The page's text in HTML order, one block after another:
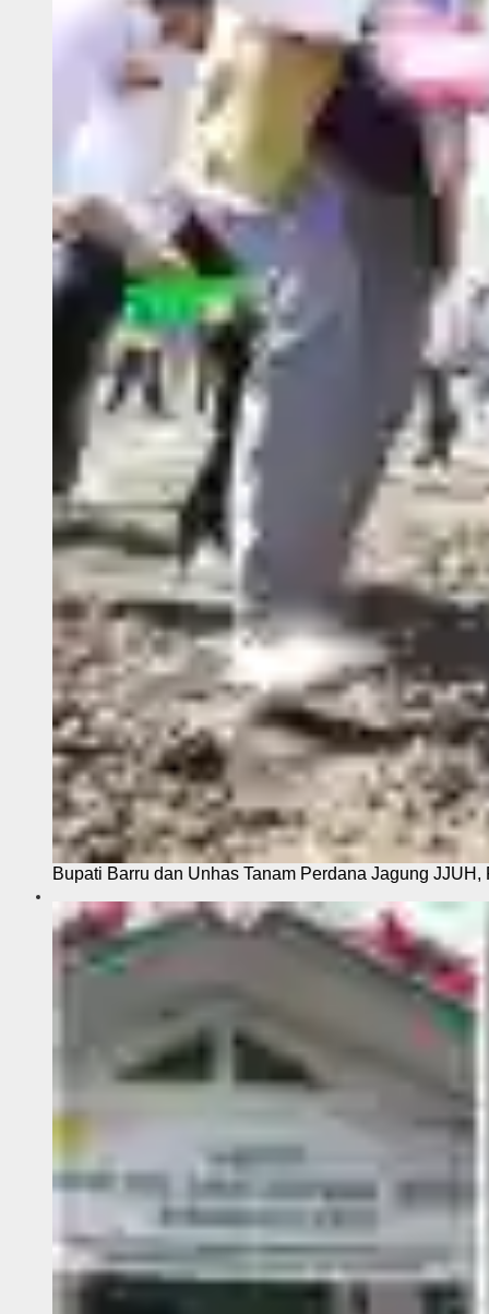
Bupati Barru dan Unhas Tanam Perdana Jagung